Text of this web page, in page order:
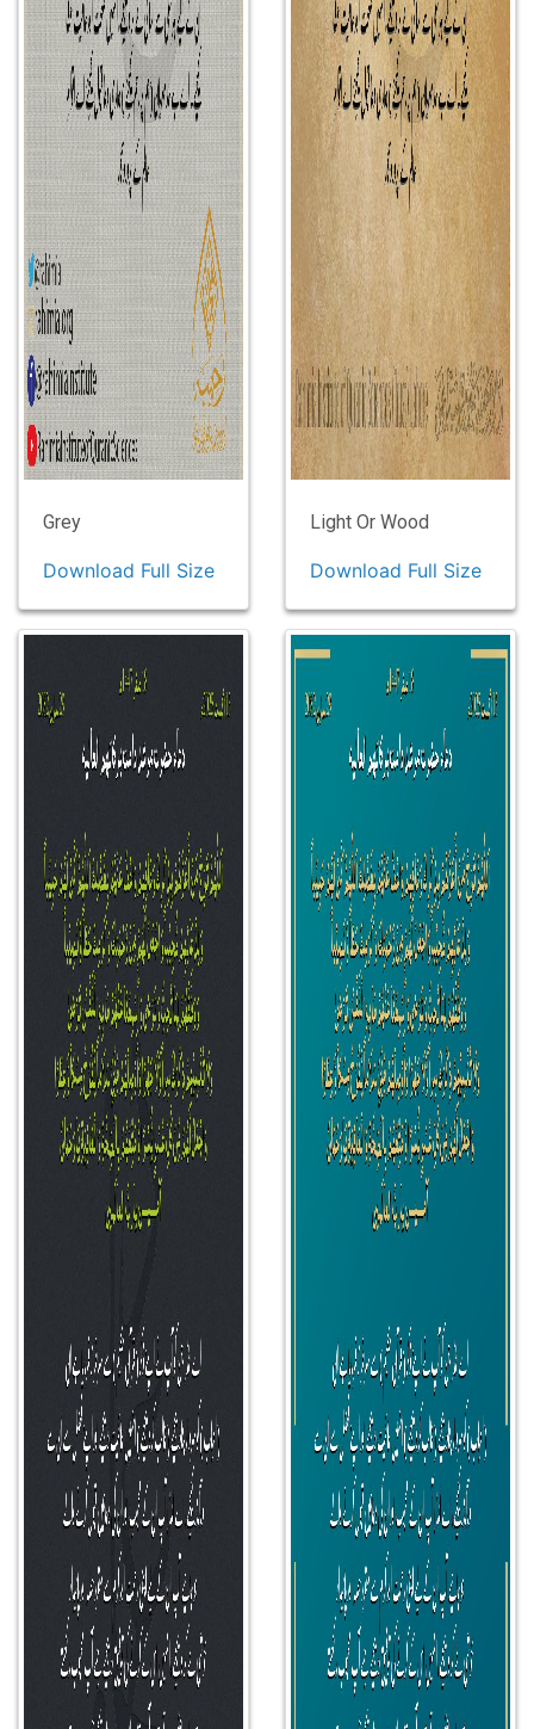
Grey
Download Full Size
Light Or Wood
Download Full Size